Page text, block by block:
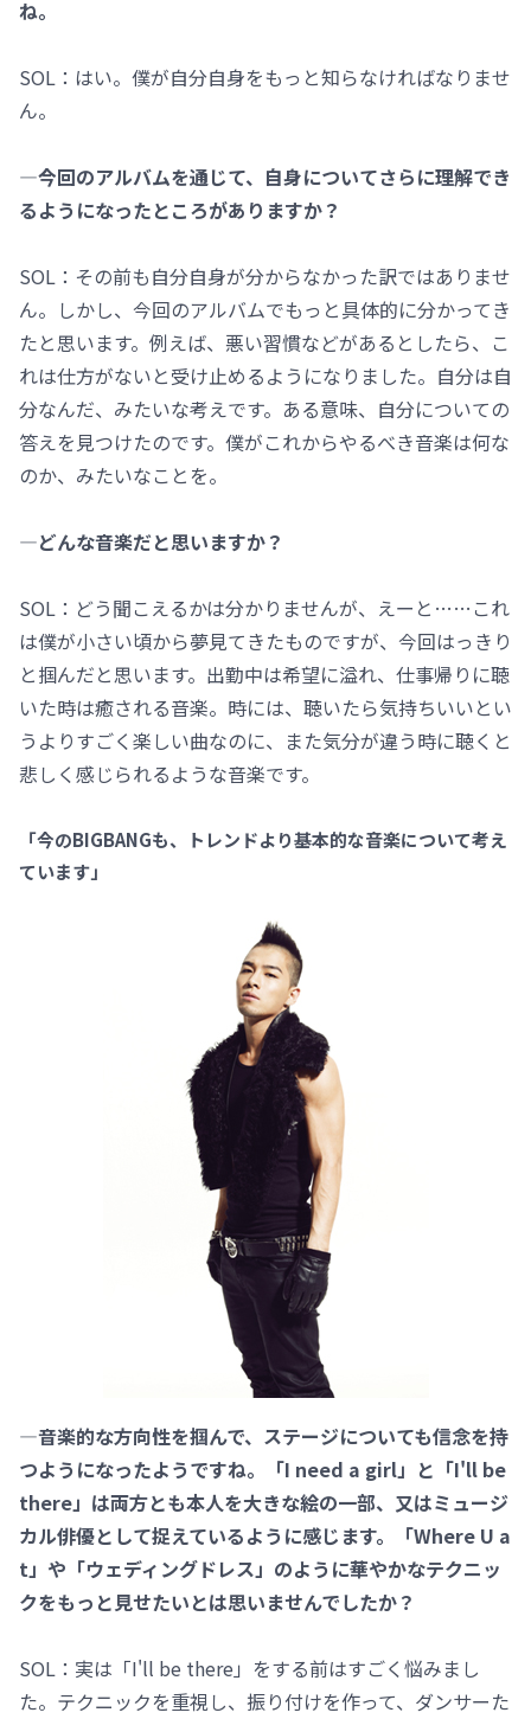
ね。
SOL：はい。僕が自分自身をもっと知らなければなりませ
ん。
―今回のアルバムを通じて、自身についてさらに理解でき
るようになったところがありますか？
SOL：その前も自分自身が分からなかった訳ではありませ
ん。しかし、今回のアルバムでもっと具体的に分かってき
たと思います。例えば、悪い習慣などがあるとしたら、こ
れは仕方がないと受け止めるようになりました。自分は自
分なんだ、みたいな考えです。ある意味、自分についての
答えを見つけたのです。僕がこれからやるべき音楽は何な
のか、みたいなことを。
―どんな音楽だと思いますか？
SOL：どう聞こえるかは分かりませんが、えーと……これ
は僕が小さい頃から夢見てきたものですが、今回はっきり
と掴んだと思います。出勤中は希望に溢れ、仕事帰りに聴
いた時は癒される音楽。時には、聴いたら気持ちいいとい
うよりすごく楽しい曲なのに、また気分が違う時に聴くと
悲しく感じられるような音楽です。
「今のBIGBANGも、トレンドより基本的な音楽について考え
ています」
―音楽的な方向性を掴んで、ステージについても信念を持
つようになったようですね。「I need a girl」と「I'll be
there」は両方とも本人を大きな絵の一部、又はミュージ
カル俳優として捉えているように感じます。「Where U a
t」や「ウェディングドレス」のように華やかなテクニッ
クをもっと見せたいとは思いませんでしたか？
SOL：実は「I'll be there」をする前はすごく悩みまし
た。テクニックを重視し、振り付けを作って、ダンサーた